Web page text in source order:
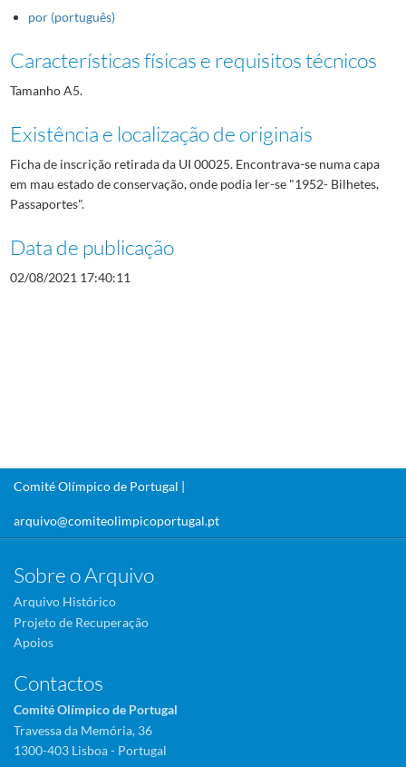
por (português)
Características físicas e requisitos técnicos
Tamanho A5.
Existência e localização de originais
Ficha de inscrição retirada da UI 00025. Encontrava-se numa capa
em mau estado de conservação, onde podia ler-se "1952- Bilhetes,
Passaportes".
Data de publicação
02/08/2021 17:40:11
Comité Olímpico de Portugal |
arquivo@comiteolimpicoportugal.pt
Sobre o Arquivo
Arquivo Histórico
Projeto de Recuperação
Apoios
Contactos
Comité Olímpico de Portugal
Travessa da Memória, 36
1300-403 Lisboa - Portugal